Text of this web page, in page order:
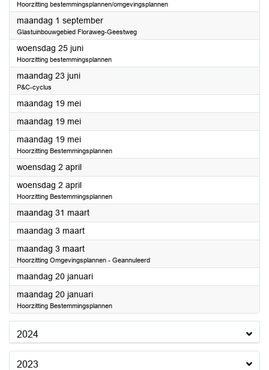
Hoorzitting bestemmingsplannen/omgevingsplannen
maandag 1 september2025
Glastuinbouwgebied Floraweg-Geestweg
woensdag 25 juni2025
Hoorzitting bestemmingsplannen
maandag 23 juni2025
P&C-cyclus
maandag 19 mei2025
maandag 19 mei2025
maandag 19 mei2025
Hoorzitting Bestemmingsplannen
woensdag 2 april2025
woensdag 2 april2025
Hoorzitting Bestemmingsplannen
maandag 31 maart2025
maandag 3 maart2025
maandag 3 maart2025
Hoorzitting Omgevingsplannen - Geannuleerd
maandag 20 januari2025
maandag 20 januari2025
Hoorzitting Bestemmingsplannen
2024
2023